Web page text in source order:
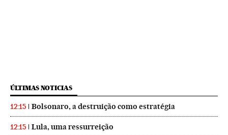
ÚLTIMAS NOTICIAS
12:15 Bolsonaro, a destruição como estratégia
12:15 Lula, uma ressurreição